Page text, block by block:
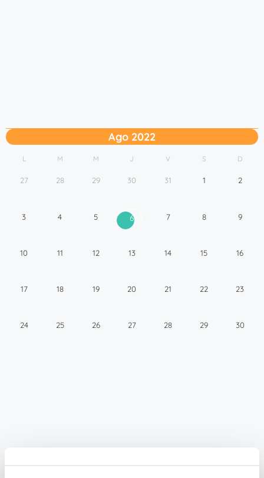
Ago 2022
L M M J V S D
27 28 29 30 31 1 2
3 4 5 6 7 8 9
10 11 12 13 14 15 16
17 18 19 20 21 22 23
24 25 26 27 28 29 30